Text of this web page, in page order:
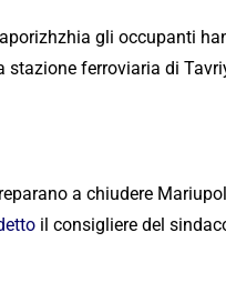
gli occupanti
stazione ferroviaria di
a chiudere
il consigliere del